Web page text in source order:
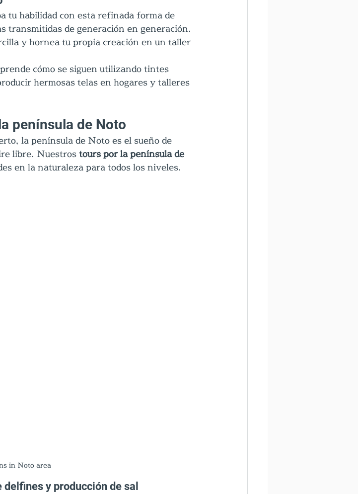
tu habilidad con esta refinada forma de
transmitidas de generación en generación.
y hornea tu propia creación en un taller
cómo se siguen utilizando tintes
hermosas telas en hogares y talleres
península de Noto
la península de Noto es el sueño de
libre. Nuestros tours por la península de
en la naturaleza para todos los niveles.
in Noto area
y producción de sal